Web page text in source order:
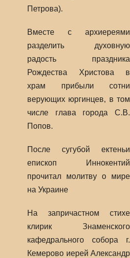
Петрова).
Вместе с архиереями
разделить духовную
радость праздника
Рождества Христова в
храм прибыли сотни
верующих юргинцев, в том
числе глава города С.В.
Попов.
После сугубой ектеньи
епископ Иннокентий
прочитал молитву о мире
на Украине
На запричастном стихе
клирик Знаменского
кафедрального собора г.
Кемерово иерей Александр